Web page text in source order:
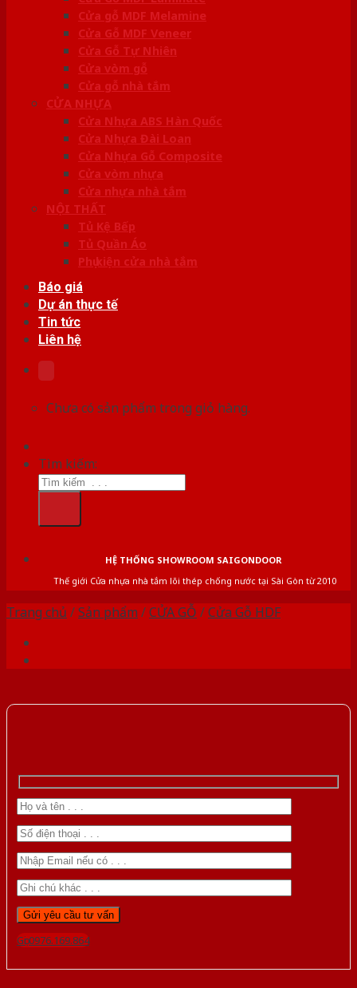
Cửa gỗ MDF Melamine
Cửa Gỗ MDF Veneer
Cửa Gỗ Tự Nhiên
Cửa vòm gỗ
Cửa gỗ nhà tắm
CỬA NHỰA
Cửa Nhựa ABS Hàn Quốc
Cửa Nhựa Đài Loan
Cửa Nhựa Gỗ Composite
Cửa vòm nhựa
Cửa nhựa nhà tắm
NỘI THẤT
Tủ Kệ Bếp
Tủ Quần Áo
Phụ kiện cửa nhà tắm
Báo giá
Dự án thực tế
Tin tức
Liên hệ
Chưa có sản phẩm trong giỏ hàng.
Tìm kiếm:
HỆ THỐNG SHOWROOM SAIGONDOOR
Thế giới Cửa nhựa nhà tắm lõi thép chống nước tại Sài Gòn từ 2010
Trang chủ /Sản phẩm /CỬA GỖ /Cửa Gỗ HDF
Gọi 0976.169.864